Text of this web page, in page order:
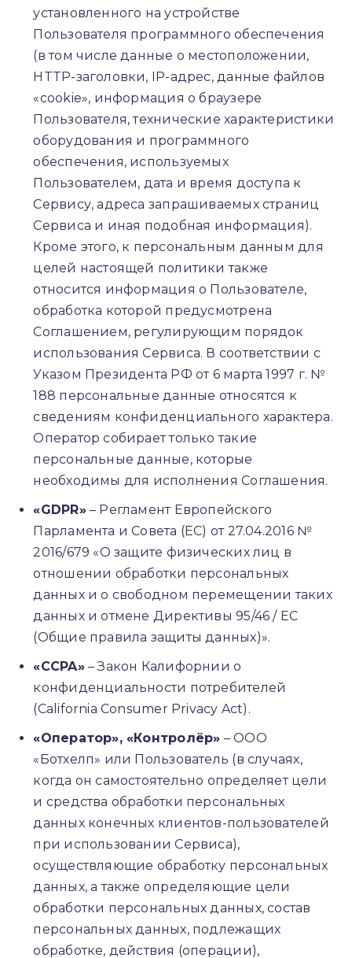
установленного на устройстве
Пользователя программного обеспечения
(в том числе данные о местоположении,
HTTP-заголовки, IP-адрес, данные файлов
«cookie», информация о браузере
Пользователя, технические характеристики
оборудования и программного
обеспечения, используемых
Пользователем, дата и время доступа к
Сервису, адреса запрашиваемых страниц
Сервиса и иная подобная информация).
Кроме этого, к персональным данным для
целей настоящей политики также
относится информация о Пользователе,
обработка которой предусмотрена
Соглашением, регулирующим порядок
использования Сервиса. В соответствии с
Указом Президента РФ от 6 марта 1997 г. №
188 персональные данные относятся к
сведениям конфиденциального характера.
Оператор собирает только такие
персональные данные, которые
необходимы для исполнения Соглашения.
«GDPR»– Регламент Европейского
Парламента и Совета (ЕС) от 27.04.2016 №
2016/679 «О защите физических лиц в
отношении обработки персональных
данных и о свободном перемещении таких
данных и отмене Директивы 95/46 / EC
(Общие правила защиты данных)».
«CCPA»– Закон Калифорнии о
конфиденциальности потребителей
(California Consumer Privacy Act).
«Оператор», «Контролёр» – ООО
«Ботхелп» или Пользователь (в случаях,
когда он самостоятельно определяет цели
и средства обработки персональных
данных конечных клиентов-пользователей
при использовании Сервиса),
осуществляющие обработку персональных
данных, а также определяющие цели
обработки персональных данных, состав
персональных данных, подлежащих
обработке, действия (операции),